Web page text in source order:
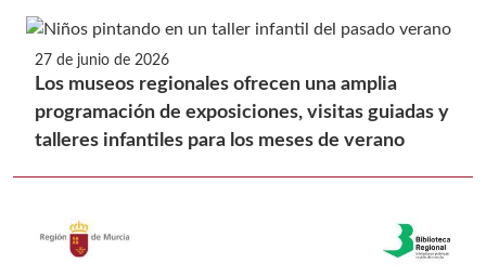
27 de junio de 2026
Los museos regionales ofrecen una amplia
programación de exposiciones, visitas guiadas y
talleres infantiles para los meses de verano